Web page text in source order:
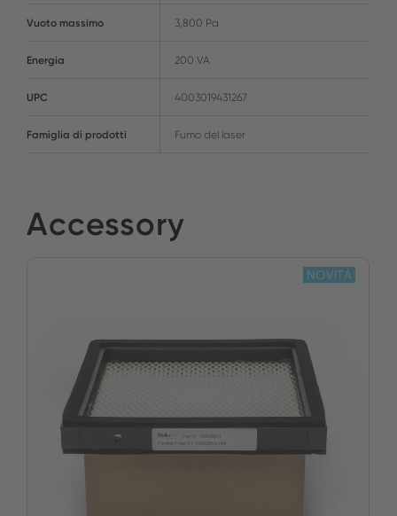
Vuoto massimo 3,800 Pa
Energia 200 VA
UPC 4003019431267
Famiglia di prodotti Fumo del laser
Accessory
NOVITÀ